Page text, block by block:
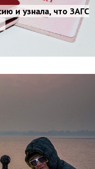
и узнала, что ЗАГС